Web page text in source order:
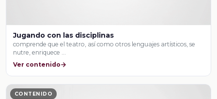
Jugando con las disciplinas
comprende que el teatro, así como otros lenguajes artísticos, se
nutre, enriquece …
Ver contenido
CONTENIDO